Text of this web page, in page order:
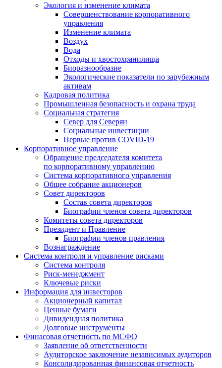
Экология и изменение климата
Совершенствование корпоративного
управления
Изменение климата
Воздух
Вода
Отходы и хвостохранилища
Биоразнообразие
Экологические показатели по зарубежным
активам
Кадровая политика
Промышленная безопасность и охрана труда
Социальная стратегия
Север для Северян
Социальные инвестиции
Первые против COVID‑19
Корпоративное управление
Обращение председателя комитета
по корпоративному управлению
Система корпоративного управления
Общее собрание акционеров
Совет директоров
Состав совета директоров
Биографии членов совета директоров
Комитеты совета директоров
Президент и Правление
Биографии членов правления
Вознаграждение
Система контроля и управление рисками
Система контроля
Риск-менеджмент
Ключевые риски
Информация для инвесторов
Акционерный капитал
Ценные бумаги
Дивидендная политика
Долговые инструменты
Финасовая отчетность по МСФО
Заявление об ответственности
Аудиторское заключение независимых аудиторов
Консолидированная финансовая отчетность